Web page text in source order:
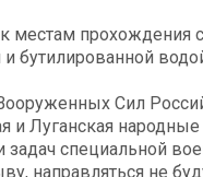
местам
бутилированной
Сил
Луганская
задач специальной
направляться не